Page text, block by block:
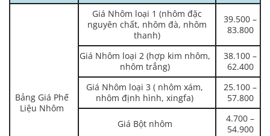
Bảng Giá Phế
Liệu Nhôm
Giá Nhôm loại 1 (nhôm đặc
nguyên chất, nhôm đà, nhôm
thanh)
39.500 –
83.800
Giá Nhôm loại 2 (hợp kim nhôm,
nhôm trắng)
38.100 –
62.400
Giá Nhôm loại 3 ( nhôm xám,
nhôm định hình, xingfa)
25.100 –
57.800
Giá Bột nhôm
4.700 –
54.900